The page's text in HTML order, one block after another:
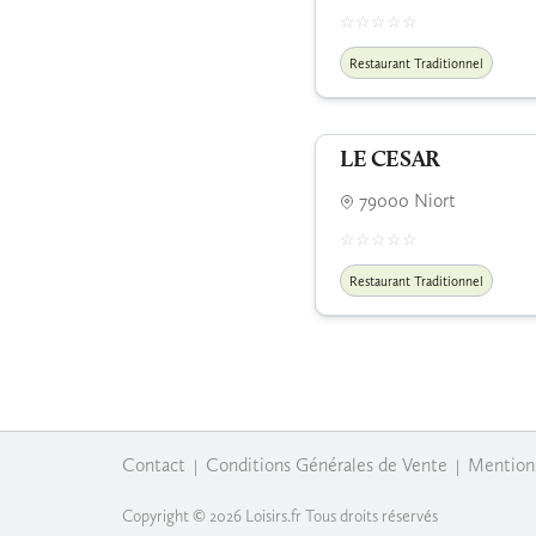
Restaurant Traditionnel
LE CESAR
79000 Niort
Restaurant Traditionnel
Contact | Conditions Générales de Vente |
Copyright © 2026 Loisirs.fr Tous droits réservés